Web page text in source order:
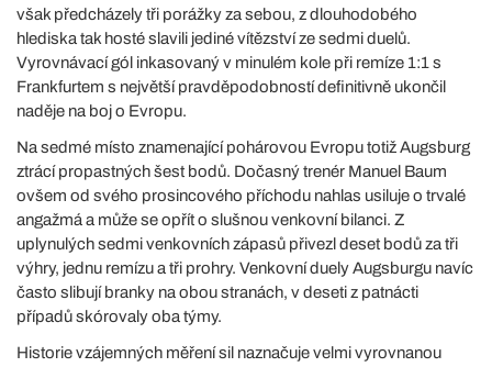
však předcházely tři porážky za sebou, z dlouhodobého
hlediska tak hosté slavili jediné vítězství ze sedmi duelů.
Vyrovnávací gól inkasovaný v minulém kole při remíze 1:1 s
Frankfurtem s největší pravděpodobností definitivně ukončil
naděje na boj o Evropu.
Na sedmé místo znamenající pohárovou Evropu totiž Augsburg
ztrácí propastných šest bodů. Dočasný trenér Manuel Baum
ovšem od svého prosincového příchodu nahlas usiluje o trvalé
angažmá a může se opřít o slušnou venkovní bilanci. Z
uplynulých sedmi venkovních zápasů přivezl deset bodů za tři
výhry, jednu remízu a tři prohry. Venkovní duely Augsburgu navíc
často slibují branky na obou stranách, v deseti z patnácti
případů skórovaly oba týmy.
Historie vzájemných měření sil naznačuje velmi vyrovnanou